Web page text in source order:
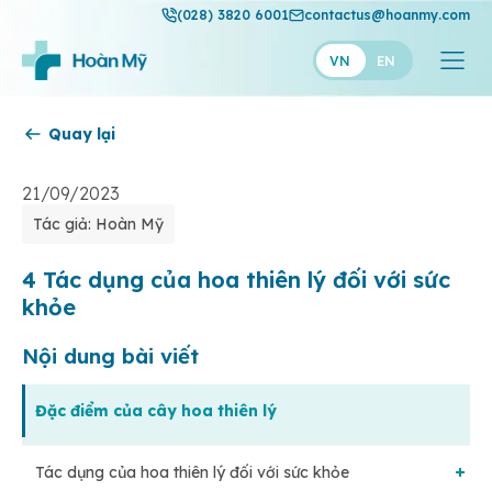
(028) 3820 6001 contactus@hoanmy.com
VN EN
Thuận Mỹ
Quay lại
21/09/2023
Tác giả: Hoàn Mỹ
4 Tác dụng của hoa thiên lý đối với sức
khỏe
Nội dung bài viết
Đặc điểm của cây hoa thiên lý
Tác dụng của hoa thiên lý đối với sức khỏe